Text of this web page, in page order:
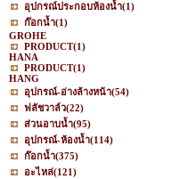
อุปกรณ์ประกอบห้องน้ำ(1)
ก๊อกน้ำ(1)
GROHE
PRODUCT(1)
HANA
PRODUCT(1)
HANG
อุปกรณ์-อ่างล้างหน้า(54)
ฟลัชวาล์ว(22)
ส่วนอาบน้ำ(95)
อุปกรณ์-ห้องน้ำ(114)
ก๊อกน้ำ(375)
อะไหล่(121)